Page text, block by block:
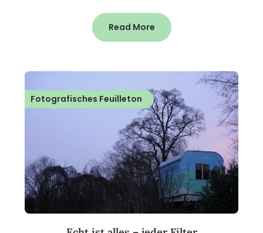
Read More
Fotografisches Feuilleton